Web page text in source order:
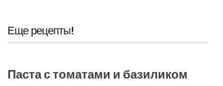
Еще рецепты!
Паста с томатами и базиликом